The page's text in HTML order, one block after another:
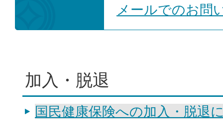
メールでのお問
加入・脱退
国民健康保険への加入・脱退